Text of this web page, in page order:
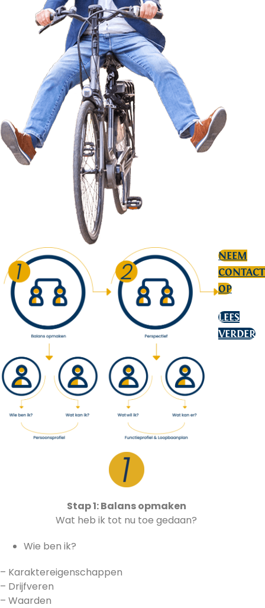
NEEM
CONTACT
OP
LEES
VERDER
Stap 1: Balans opmaken
Wat heb ik tot nu toe gedaan?
Wie ben ik?
– Karaktereigenschappen
– Drijfveren
– Waarden